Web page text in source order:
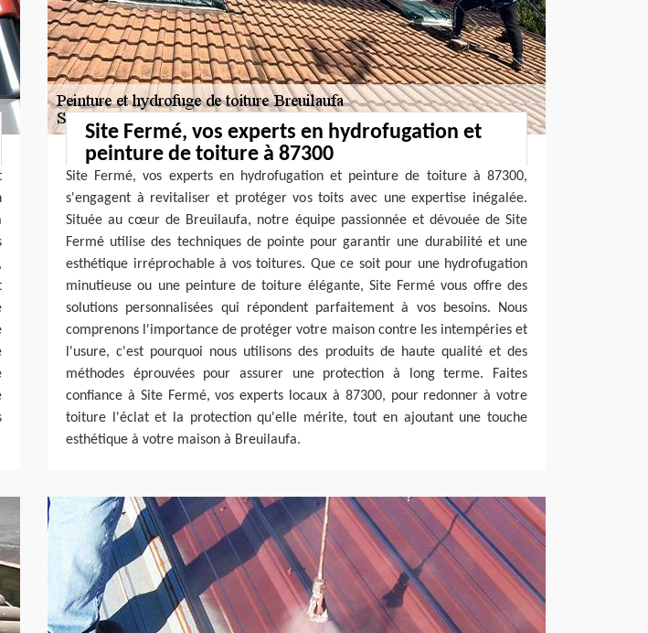
Site Fermé, vos experts en hydrofugation et
peinture de toiture à 87300
Site Fermé, vos experts en hydrofugation et peinture de toiture à 87300,
s'engagent à revitaliser et protéger vos toits avec une expertise inégalée.
Située au cœur de Breuilaufa, notre équipe passionnée et dévouée de Site
Fermé utilise des techniques de pointe pour garantir une durabilité et une
esthétique irréprochable à vos toitures. Que ce soit pour une hydrofugation
minutieuse ou une peinture de toiture élégante, Site Fermé vous offre des
solutions personnalisées qui répondent parfaitement à vos besoins. Nous
comprenons l'importance de protéger votre maison contre les intempéries et
l'usure, c'est pourquoi nous utilisons des produits de haute qualité et des
méthodes éprouvées pour assurer une protection à long terme. Faites
confiance à Site Fermé, vos experts locaux à 87300, pour redonner à votre
toiture l'éclat et la protection qu'elle mérite, tout en ajoutant une touche
esthétique à votre maison à Breuilaufa.